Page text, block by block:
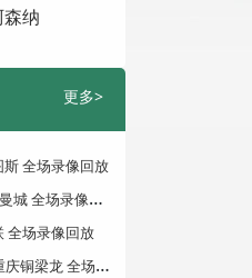
森纳
更多>
全场录像回放
0
8月05日 足球友谊赛 K联赛全明星vs曼城 全场录像回放
全场录像回放
0
8月02日 中超第21轮 深圳新鹏城vs重庆铜梁龙 全场录像回放